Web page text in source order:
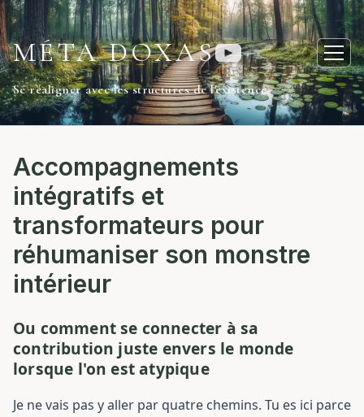
MÉTA DOXAS
Se réaligner avec les structures de l'existence
Accompagnements
intégratifs et
transformateurs pour
réhumaniser son monstre
intérieur
Ou comment se connecter à sa
contribution juste envers le monde
lorsque l'on est atypique
Je ne vais pas y aller par quatre chemins. Tu es ici parce